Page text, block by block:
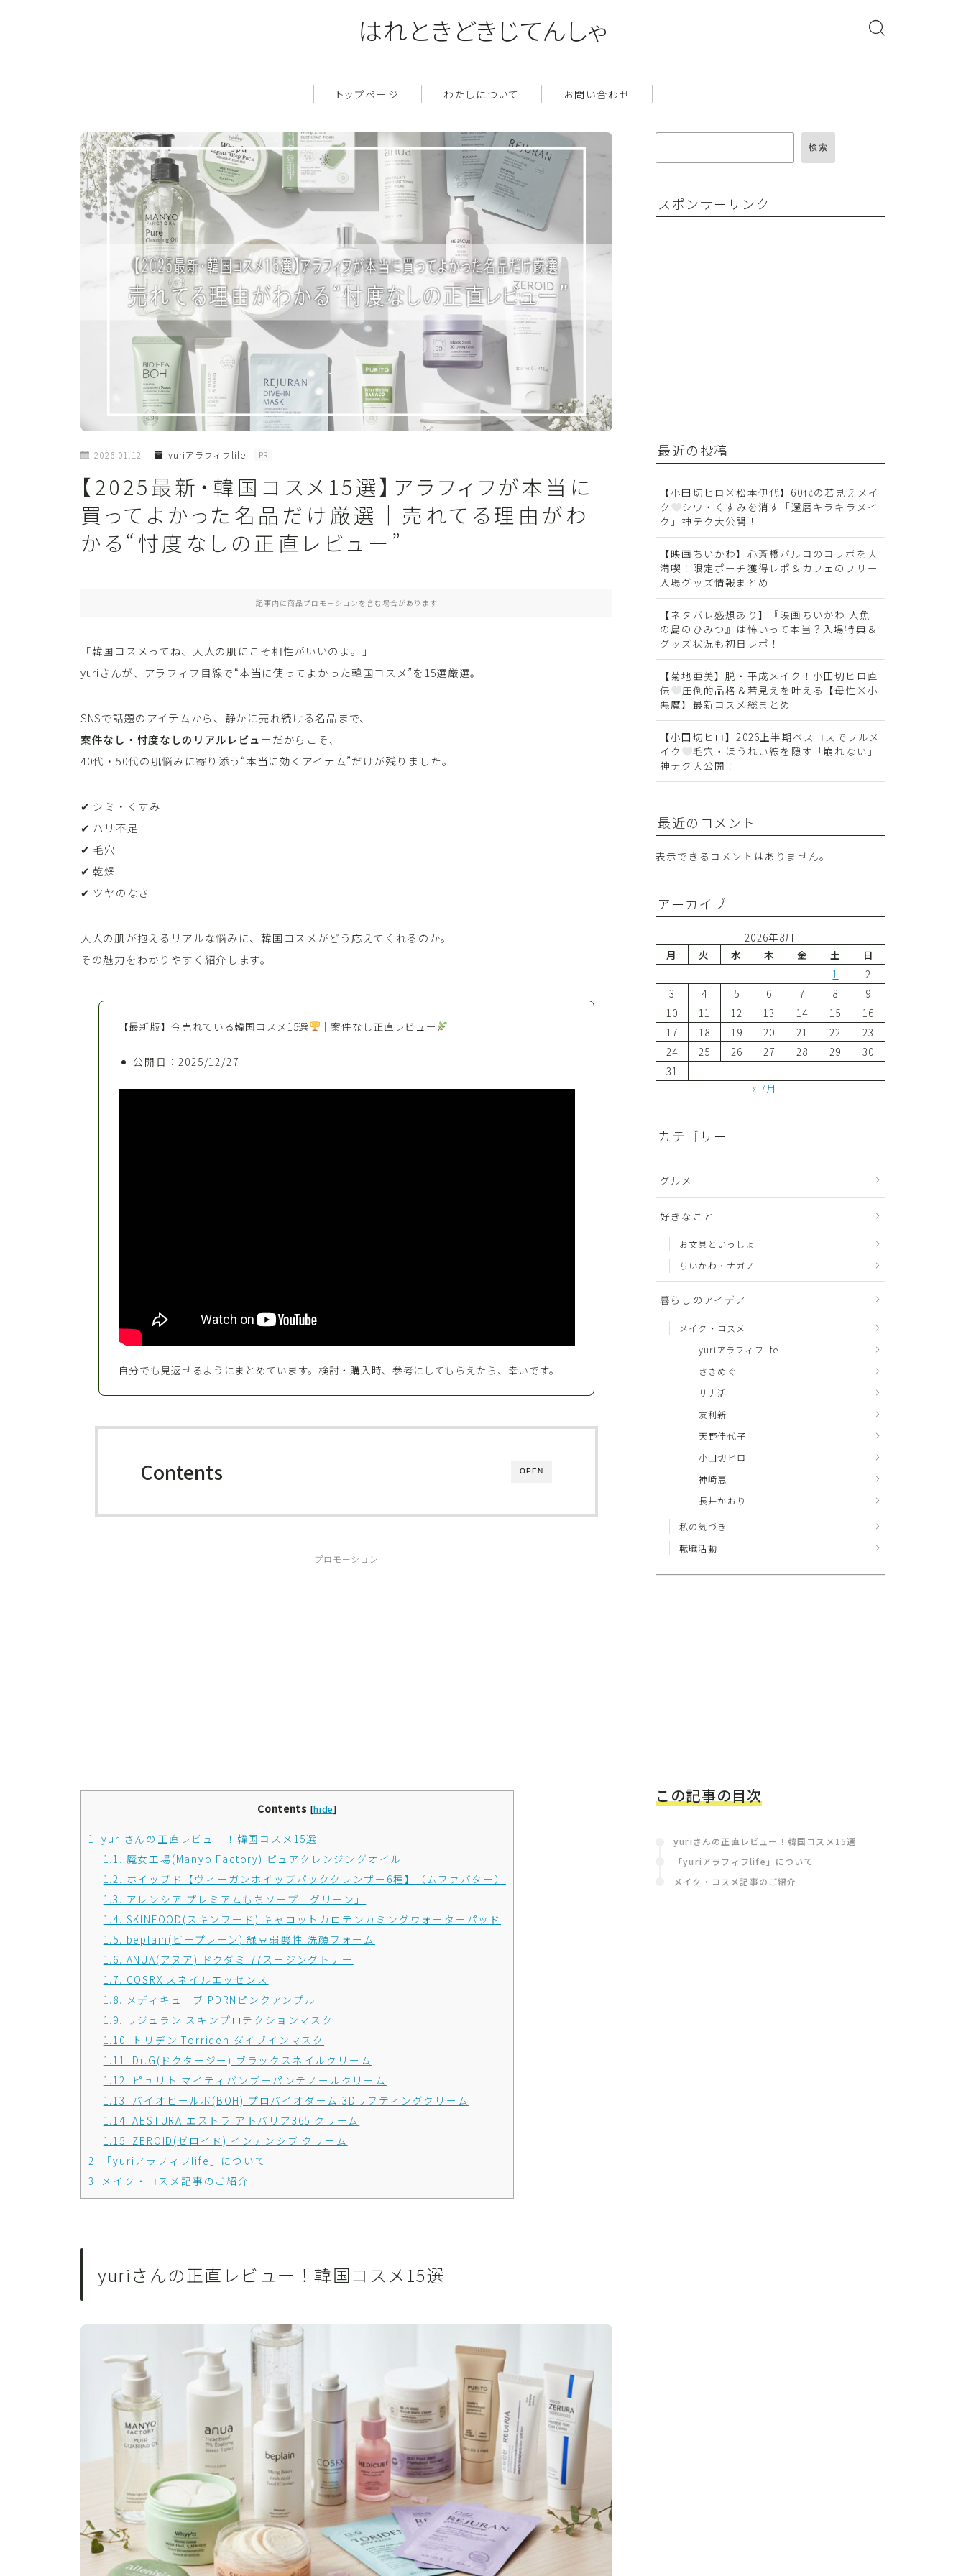
はれときどきじてんしゃ
トップページ わたしについて お問い合わせ
2026.01.12 yuriアラフィフlife PR
【2025最新・韓国コスメ15選】アラフィフが本当に
買ってよかった名品だけ厳選｜売れてる理由がわ
かる“忖度なしの正直レビュー”
記事内に商品プロモーションを含む場合があります
「韓国コスメってね、大人の肌にこそ相性がいいのよ。」
yuriさんが、アラフィフ目線で“本当に使ってよかった韓国コスメ”を15選厳選。
SNSで話題のアイテムから、静かに売れ続ける名品まで、
案件なし・忖度なしのリアルレビューだからこそ、
40代・50代の肌悩みに寄り添う“本当に効くアイテム”だけが残りました。
✔ シミ・くすみ
✔ ハリ不足
✔ 毛穴
✔ 乾燥
✔ ツヤのなさ
大人の肌が抱えるリアルな悩みに、韓国コスメがどう応えてくれるのか。
その魅力をわかりやすく紹介します。
【最新版】今売れている韓国コスメ15選 ｜案件なし正直レビュー
公開日：2025/12/27
自分でも見返せるようにまとめています。検討・購入時、参考にしてもらえたら、幸いです。
OPEN
Contents
プロモーション
Contents [hide]
1. yuriさんの正直レビュー！韓国コスメ15選
1.1. 魔女工場(Manyo Factory) ピュアクレンジングオイル
1.2. ホイップド【ヴィーガンホイップパッククレンザー6種】（ムファバター）
1.3. アレンシア プレミアムもちソープ「グリーン」
1.4. SKINFOOD(スキンフード) キャロットカロテンカミングウォーターパッド
1.5. beplain(ビープレーン) 緑豆弱酸性 洗顔フォーム
1.6. ANUA(アヌア) ドクダミ 77スージングトナー
1.7. COSRX スネイルエッセンス
1.8. メディキューブ PDRNピンクアンプル
1.9. リジュラン スキンプロテクションマスク
1.10. トリデン Torriden ダイブインマスク
1.11. Dr.G(ドクタージー) ブラックスネイルクリーム
1.12. ピュリト マイティバンブーパンテノールクリーム
1.13. バイオヒールボ(BOH) プロバイオダーム 3Dリフティングクリーム
1.14. AESTURA エストラ アトバリア365 クリーム
1.15. ZEROID(ゼロイド) インテンシブ クリーム
2.
「yuriアラフィフlife」について
3. メイク・コスメ記事のご紹介
yuriさんの正直レビュー！韓国コスメ15選
検索
スポンサーリンク
最近の投稿
【小田切ヒロ×松本伊代】60代の若見えメイ
ク
シワ・くすみを消す「還暦キラキラメイ
ク」神テク大公開！
【映画ちいかわ】心斎橋パルコのコラボを大
満喫！限定ポーチ獲得レポ＆カフェのフリー
入場グッズ情報まとめ
【ネタバレ感想あり】『映画ちいかわ 人魚
の島のひみつ』は怖いって本当？入場特典＆
グッズ状況も初日レポ！
【菊地亜美】脱・平成メイク！小田切ヒロ直
伝
圧倒的品格＆若見えを叶える【母性×小
悪魔】最新コスメ総まとめ
【小田切ヒロ】2026上半期ベスコスでフルメ
イク
毛穴・ほうれい線を隠す「崩れない」
神テク大公開！
最近のコメント
表示できるコメントはありません。
アーカイブ
2026年8月
月
火 水 木 金 土
日
1
2
3
4 5 6 7 8
9
10
11 12 13 14 15
16
17
18 19 20 21 22
23
24
25 26 27 28 29
30
31
« 7月
カテゴリー
グルメ
好きなこと
お文具といっしょ
ちいかわ・ナガノ
暮らしのアイデア
メイク・コスメ
yuriアラフィフlife
さきめぐ
サナ活
友利新
天野佳代子
小田切ヒロ
神崎恵
長井かおり
私の気づき
転職活動
この記事の目次
yuriさんの正直レビュー！韓国コスメ15選
「yuriアラフィフlife」について
メイク・コスメ記事のご紹介